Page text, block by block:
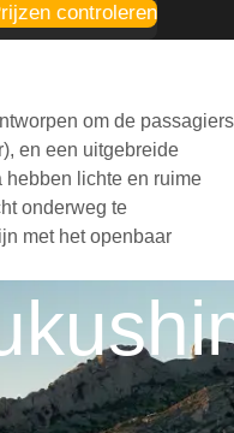
controleren
om de passagiers
en een uitgebreide
hebben lichte en ruime
onderweg te
met het openbaar